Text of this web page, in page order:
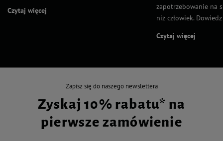
Czytaj więcej
zapotrzebowanie na
niż człowiek.
Czytaj więcej
Zapisz się do naszego newslettera
Zyskaj 10% rabatu* na
pierwsze zamówienie